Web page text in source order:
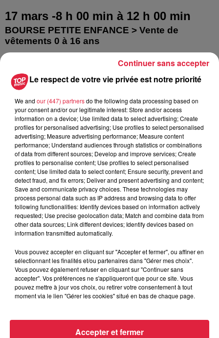
17 mars -8 h 00 min à 12 h 00 min
BOURSE PETITE ENFANCE > Vente de
vêtements 0 à 16 ans
rue du collège, sundhouse
VENTE de toutes sortes d’articles pour enfants, vêtements 0
à 16 ans, jouets, livres, matériel de puériculture, vêtements
de grossesse… Entrée libre pour les visiteurs de 8h à 12h
Pour […]
8€ à 10€
17 mars -9 h 00 minà18 h 00 min
Salon Bien Naître > futurs et jeunes parents
Salle polyvalenterue du collège, sundhouse
Bonne nouvelle, nous vous annonçons la seconde édition
du Salon Bien Naître qui aura lieu le dimanche 17 mars
pour les […]
8€ à 10€
Spectacle jeune public – « Bleu comme une
Le respect de votre vie privée est notre priorité
We and our (447) partnersdo the following data processing based on
your consent and/or our legitimate interest: Store and/or access
information on a device; Use limited data to select advertising; Create
profiles for personalised advertising; Use profiles to select personalised
advertising; Measure advertising performance; Measure content
performance; Understand audiences through statistics or combinations
of data from different sources; Develop and improve services; Create
profiles to personalise content; Use profiles to select personalised
content; Use limited data to select content; Ensure security, prevent and
detect fraud, and fix errors; Deliver and present advertising and content;
Save and communicate privacy choices. These technologies may
process personal data such as IP address and browsing data to offer
following functionalities: Identify devices based on information actively
requested; Use precise geolocation data; Match and combine data from
other data sources; Link different devices; Identify devices based on
information transmitted automatically.
Vous pouvez accepter en cliquant sur "Accepter et fermer", ou affiner en
sélectionnant les finalités et/ou partenaires dans "Gérer mes choix".
Vous pouvez également refuser en cliquant sur "Continuer sans
accepter". Vos préférences ne s'appliqueront que pour ce site. Vous
pouvez mettre à jour vos choix, ou retirer votre consentement à tout
moment via le lien "Gérer les cookies" situé en bas de chaque page.
Accepter et fermer
Continuer sans accepter